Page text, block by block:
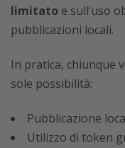
limitato e sull’uso
pubblicazioni locali.
In pratica, chiunque
sole possibilità:
Pubblicazione
Utilizzo di token